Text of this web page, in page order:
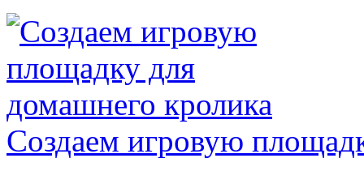
Создаем игровую